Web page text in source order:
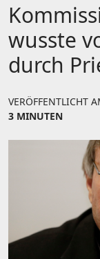
wusste
durch
VERÖFFENTLICHT
3 MINUTEN